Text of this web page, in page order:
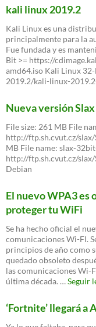
kali linux 2019.2
Kali Linux es una
principalmente para la
Fue fundada y es
Bit >= https://
amd64.iso Kali Linux
2019.2/kali-linux-
Nueva versión
File size: 261 MB File
http://ftp.sh.cvut.cz/
MB File name: slax-
http://ftp.sh.cvut.cz/slax/
Debian
El nuevo WPA3 es
proteger tu WiFi
Se ha hecho oficial el
comunicaciones Wi-FI.
principios de año como
quedado obsoleto
las comunicaciones Wi-
última década. …Seguir
‘Fortnite’ llegará